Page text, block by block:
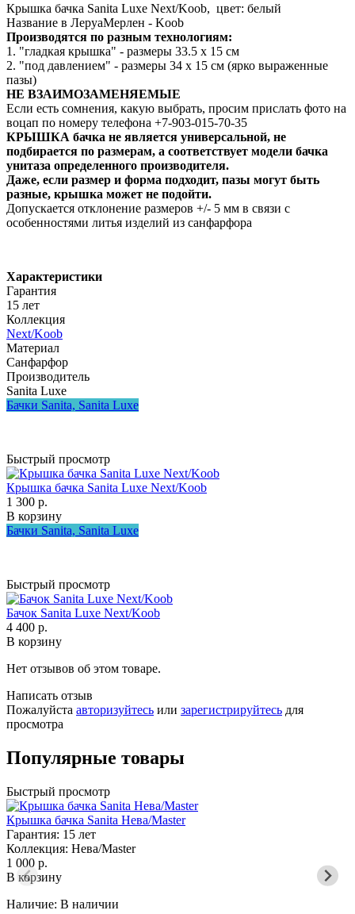
Крышка бачка Sanita Luxe Next/Koob, цвет: белый
Название в ЛеруаМерлен - Koob
Производятся по разным технологиям:
1. "гладкая крышка" - размеры 33.5 х 15 см
2. "под давлением" - размеры 34 х 15 см (ярко выраженные
пазы)
НЕ ВЗАИМОЗАМЕНЯЕМЫЕ
Если есть сомнения, какую выбрать, просим прислать фото на
воцап по номеру телефона +7-903-015-70-35
КРЫШКА бачка не является универсальной, не
подбирается по размерам, а соответствует модели бачка
унитаза определенного производителя.
Даже, если размер и форма подходит, пазы могут быть
разные, крышка может не подойти.
Допускается отклонение размеров +/- 5 мм в связи с
особенностями литья изделий из санфарфора
Характеристики
Гарантия
15 лет
Коллекция
Next/Koob
Материал
Санфарфор
Производитель
Sanita Luxe
Бачки Sanita, Sanita Luxe
Быстрый просмотр
Крышка бачка Sanita Luxe Next/Koob
1 300 р.
В корзину
Бачки Sanita, Sanita Luxe
Быстрый просмотр
Бачок Sanita Luxe Next/Koob
4 400 р.
В корзину
Нет отзывов об этом товаре.
Написать отзыв
Пожалуйста авторизуйтесь или зарегистрируйтесь для
просмотра
Популярные товары
Быстрый просмотр
Крышка бачка Sanita Нева/Master
Гарантия: 15 лет
Коллекция: Нева/Master
1 000 р.
В корзину
Наличие: В наличии